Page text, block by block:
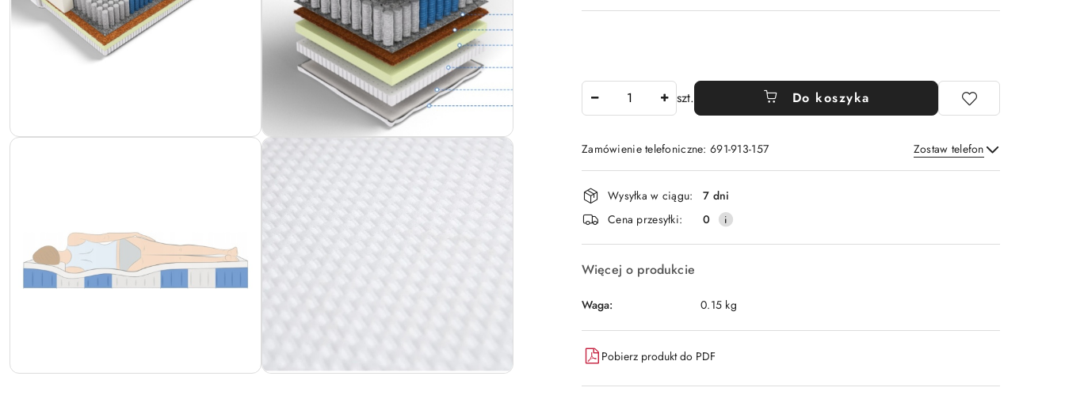
szt. Do koszyka
Zamówienie telefoniczne: 691-913-157 Zostaw telefon
Wyślij
Dostępność
i
dostawa
Wysyłka w ciągu:
7 dni
Cena przesyłki:
0
Więcej o produkcie
Waga: 0.15 kg
Pobierz produkt do PDF